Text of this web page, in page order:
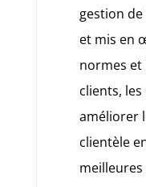
gestion
et mis en
normes et
clients,
améliorer
clientèle